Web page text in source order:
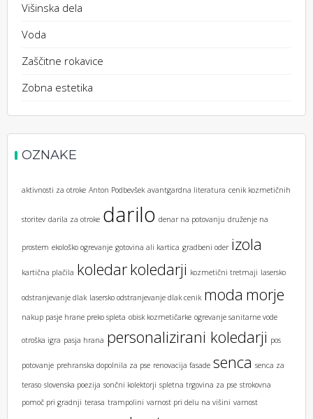
Višinska dela
Voda
Zaščitne rokavice
Zobna estetika
OZNAKE
aktivnosti za otroke Anton Podbevšek avantgardna literatura cenik kozmetičnih
storitev darila za otroke darilo denar na potovanju druženje na
prostem ekološko ogrevanje gotovina ali kartica gradbeni oder izola
kartična plačila koledarkoledarji kozmetični tretmaji lasersko
odstranjevanje dlak lasersko odstranjevanje dlak cenik moda morje
nakup pasje hrane preko spleta obisk kozmetičarke ogrevanje sanitarne vode
otroška igra pasja hrana personalizirani koledarji pos
potovanje prehranska dopolnila za pse renovacija fasade senca senca za
teraso slovenska poezija sončni kolektorji spletna trgovina za pse strokovna
pomoč pri gradnji terasa trampolini varnost pri delu na višini varnost